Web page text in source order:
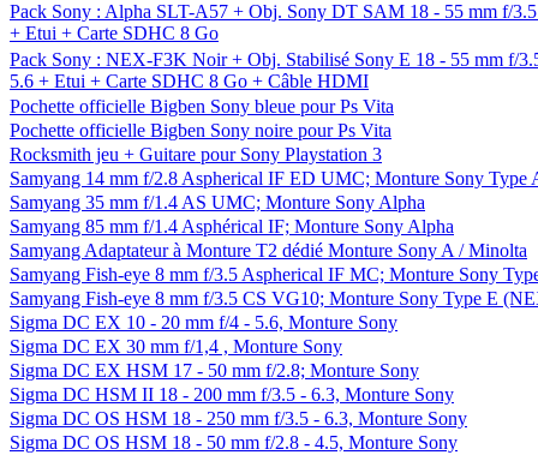
Pack Sony : Alpha SLT-A57 + Obj. Sony DT SAM 18 - 55 mm f/
+ Etui + Carte SDHC 8 Go
Pack Sony : NEX-F3K Noir + Obj. Stabilisé Sony E 18 - 55 mm f/
5.6 + Etui + Carte SDHC 8 Go + Câble HDMI
Pochette officielle Bigben Sony bleue pour Ps Vita
Pochette officielle Bigben Sony noire pour Ps Vita
Rocksmith jeu + Guitare pour Sony Playstation 3
Samyang 14 mm f/2.8 Aspherical IF ED UMC; Monture Sony Type
Samyang 35 mm f/1.4 AS UMC; Monture Sony Alpha
Samyang 85 mm f/1.4 Asphérical IF; Monture Sony Alpha
Samyang Adaptateur à Monture T2 dédié Monture Sony A / Minolta
Samyang Fish-eye 8 mm f/3.5 Aspherical IF MC; Monture Sony
Samyang Fish-eye 8 mm f/3.5 CS VG10; Monture Sony Type E
Sigma DC EX 10 - 20 mm f/4 - 5.6, Monture Sony
Sigma DC EX 30 mm f/1,4 , Monture Sony
Sigma DC EX HSM 17 - 50 mm f/2.8; Monture Sony
Sigma DC HSM II 18 - 200 mm f/3.5 - 6.3, Monture Sony
Sigma DC OS HSM 18 - 250 mm f/3.5 - 6.3, Monture Sony
Sigma DC OS HSM 18 - 50 mm f/2.8 - 4.5, Monture Sony